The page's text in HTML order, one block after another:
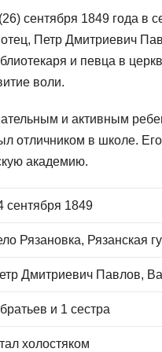
сентября 1849 года в
Петр Дмитриевич
и певца в
воли.
и активным
отличником в школе.
академию.
сентября 1849
Рязановка, Рязанская
Дмитриевич Павлов,
и 1 сестра
холостяком